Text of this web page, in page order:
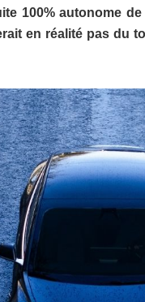
100% autonome
en réalité pas du